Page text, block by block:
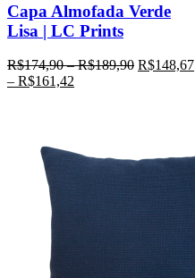
Capa Almofada Verde
Lisa | LC Prints
R$174,90–R$189,90 R$148,67
– R$161,42